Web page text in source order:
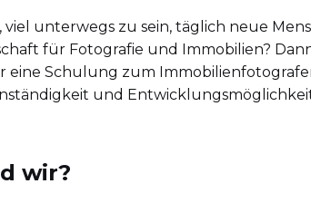
viel unterwegs zu sein, täglich neue
für Fotografie und Immobilien?
eine Schulung zum
und
wir?